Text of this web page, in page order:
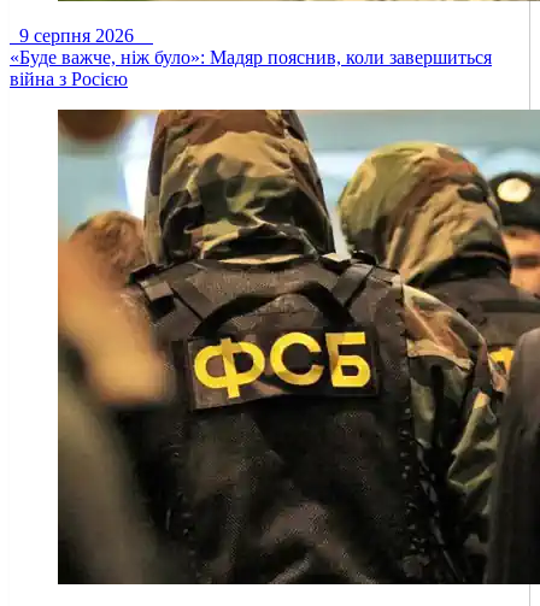
9 серпня 2026
«Буде важче, ніж було»: Мадяр пояснив, коли завершиться
війна з Росією